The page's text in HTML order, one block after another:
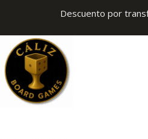
Descuento por
content